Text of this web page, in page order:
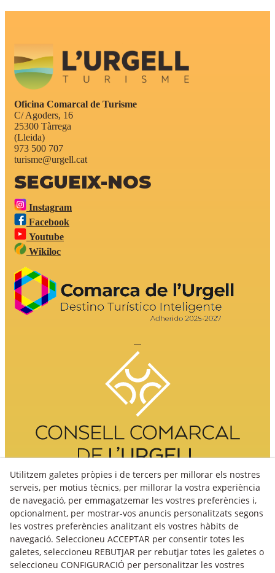
Oficina Comarcal de Turisme
C/ Agoders, 16
25300 Tàrrega
(Lleida)
973 500 707
turisme@urgell.cat
SEGUEIX-NOS
Instagram
Facebook
Youtube
Wikiloc
Utilitzem galetes pròpies i de tercers per millorar els nostres
serveis, per motius tècnics, per millorar la vostra experiència
de navegació, per emmagatzemar les vostres preferències i,
opcionalment, per mostrar-vos anuncis personalitzats segons
les vostres preferències analitzant els vostres hàbits de
navegació. Seleccioneu ACCEPTAR per consentir totes les
galetes, seleccioneu REBUTJAR per rebutjar totes les galetes o
seleccioneu CONFIGURACIÓ per personalitzar les vostres